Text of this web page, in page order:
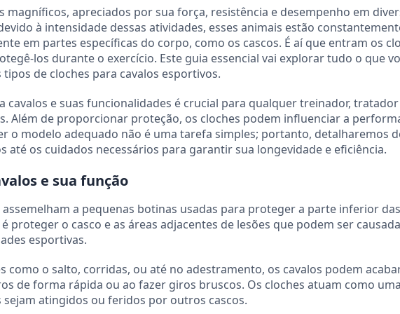
magníficos, apreciados por sua força, resistência e desempenho em
à intensidade dessas atividades, esses animais estão
em partes específicas do corpo, como os cascos. É aí que entram os
los durante o exercício. Este guia essencial vai explorar tudo o que
de cloches para cavalos esportivos.
cavalos e suas funcionalidades é crucial para qualquer treinador,
Além de proporcionar proteção, os cloches podem influenciar a
o modelo adequado não é uma tarefa simples; portanto, detalharemos
até os cuidados necessários para garantir sua longevidade e eficiência.
e sua função
assemelham a pequenas botinas usadas para proteger a parte inferior
proteger o casco e as áreas adjacentes de lesões que podem ser
esportivas.
como o salto, corridas, ou até no adestramento, os cavalos podem
de forma rápida ou ao fazer giros bruscos. Os cloches atuam como
atingidos ou feridos por outros cascos.